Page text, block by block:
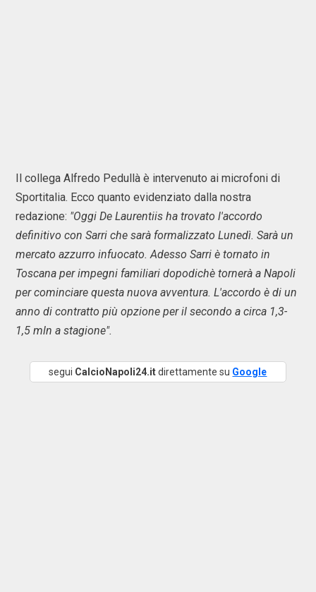
Il collega Alfredo Pedullà è intervenuto ai microfoni di
Sportitalia. Ecco quanto evidenziato dalla nostra
redazione: "Oggi De Laurentiis ha trovato l'accordo
definitivo con Sarri che sarà formalizzato Lunedì. Sarà un
mercato azzurro infuocato. Adesso Sarri è tornato in
Toscana per impegni familiari dopodichè tornerà a Napoli
per cominciare questa nuova avventura. L'accordo è di un
anno di contratto più opzione per il secondo a circa 1,3-
1,5 mln a stagione".
segui CalcioNapoli24.itdirettamente su Google